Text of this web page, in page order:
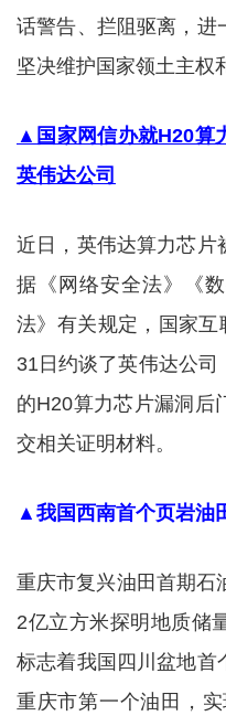
话警告、拦阻驱离，进
坚决维护国家领土主权
▲国家网信办就H20算
英伟达公司
近日，英伟达算力芯片
据《网络安全法》《
法》有关规定，国家互
31日约谈了英伟达公
的H20算力芯片漏洞后
交相关证明材料。
▲我国西南首个页岩油
重庆市复兴油田首期石
2亿立方米探明地质储
标志着我国四川盆地首
重庆市第一个油田，